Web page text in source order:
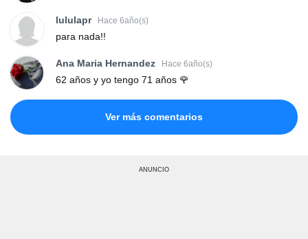
lululapr Hace 6año(s)
para nada!!
Ana Maria Hernandez Hace 6año(s)
62 años y yo tengo 71 años 🌹
Ver más comentarios
ANUNCIO